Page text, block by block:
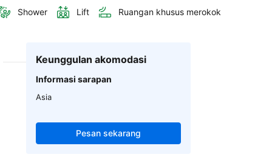
Shower Lift Ruangan khusus merokok
Keunggulan akomodasi
Informasi sarapan
Asia
Pesan sekarang